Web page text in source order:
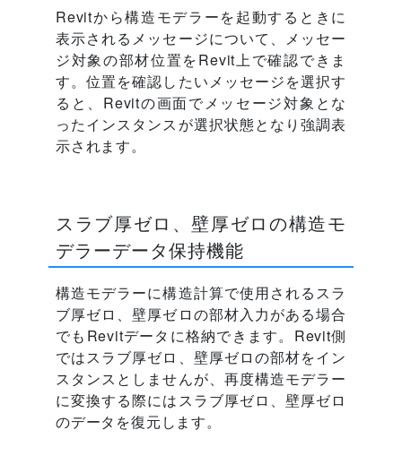
Revitから構造モデラーを起動するときに
表示されるメッセージについて、メッセー
ジ対象の部材位置をRevit上で確認できま
す。位置を確認したいメッセージを選択す
ると、Revitの画面でメッセージ対象とな
ったインスタンスが選択状態となり強調表
示されます。
スラブ厚ゼロ、壁厚ゼロの構造モ
デラーデータ保持機能
構造モデラーに構造計算で使用されるスラ
ブ厚ゼロ、壁厚ゼロの部材入力がある場合
でもRevitデータに格納できます。Revit側
ではスラブ厚ゼロ、壁厚ゼロの部材をイン
スタンスとしませんが、再度構造モデラー
に変換する際にはスラブ厚ゼロ、壁厚ゼロ
のデータを復元します。